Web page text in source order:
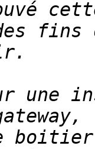
une